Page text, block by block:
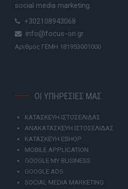
social media marketing.
+302108943068
info@focus-on.gr
Αριθμός ΓΕΜΗ 181953001000
ΟΙ ΥΠΗΡΕΣΙΕΣ ΜΑΣ
ΚΑΤΑΣΚΕΥΗ ΙΣΤΟΣΕΛΙΔΑΣ
ΑΝΑΚΑΤΑΣΚΕΥΗ ΙΣΤΟΣΕΛΙΔΑΣ
ΚΑΤΑΣΚΕΥΗ ESHOP
MOBILE APPLICATION
GOOGLE MY BUSINESS
GOOGLE ADS
SOCIAL MEDIA MARKETING